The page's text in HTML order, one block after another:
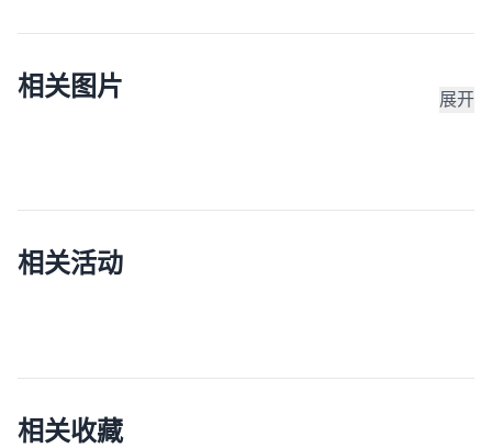
相关图片 展开
相关活动
相关收藏